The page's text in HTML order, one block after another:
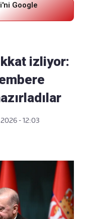
Google
izliyor:
- 12:03